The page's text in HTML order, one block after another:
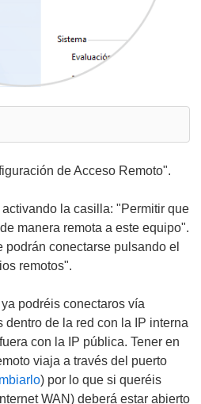
de Acceso Remoto".
la casilla: "Permitir que
manera remota a este equipo".
conectarse pulsando el
remotos".
podréis conectaros vía
dentro de la red con la IP interna
con la IP pública. Tener en
viaja a través del puerto
) por lo que si queréis
WAN) deberá estar abierto